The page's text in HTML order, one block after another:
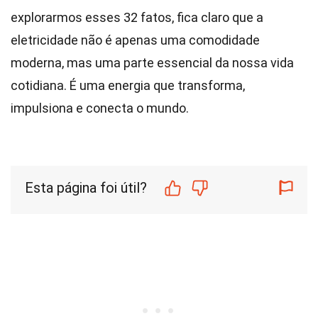
explorarmos esses 32 fatos, fica claro que a
eletricidade não é apenas uma comodidade
moderna, mas uma parte essencial da nossa vida
cotidiana. É uma energia que transforma,
impulsiona e conecta o mundo.
Esta página foi útil?